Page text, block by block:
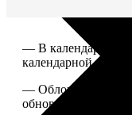
— В календаре 13
календарной сеткой.
— Обложка для
обновляем каждый